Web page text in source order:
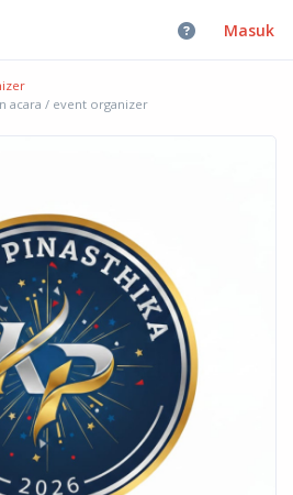
Masuk
acara / event organizer